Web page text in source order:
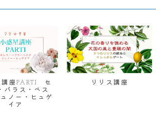
講座PARTI セ
パラス・ベス
ノー・ヒュゲ
イア
リリス講座